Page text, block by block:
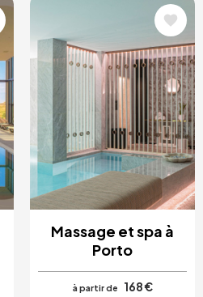
Massage et spa à
Porto
à partir de 168 €